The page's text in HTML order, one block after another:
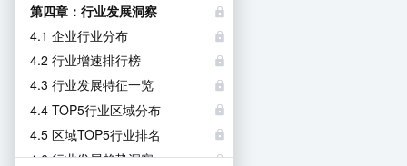
第四章：行业发展洞察
4.1 企业行业分布
4.2 行业增速排行榜
4.3 行业发展特征一览
4.4 TOP5行业区域分布
4.5 区域TOP5行业排名
4.6 行业发展趋势洞察